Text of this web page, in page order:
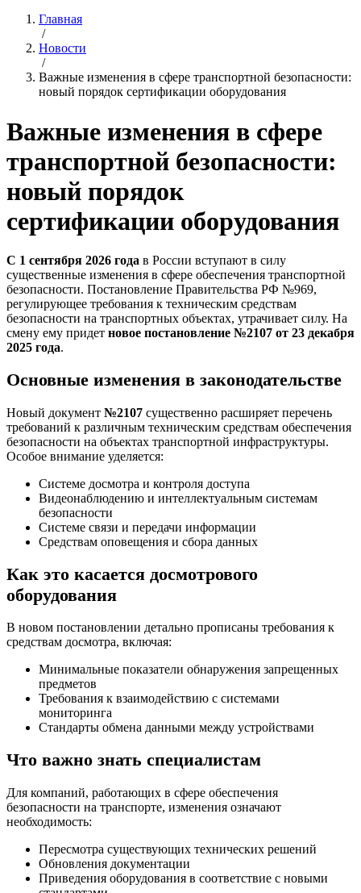
Главная
/
Новости
/
Важные изменения в сфере транспортной безопасности:
новый порядок сертификации оборудования
Важные изменения в сфере
транспортной безопасности:
новый порядок
сертификации оборудования
С 1 сентября 2026 года в России вступают в силу
существенные изменения в сфере обеспечения транспортной
безопасности. Постановление Правительства РФ №969,
регулирующее требования к техническим средствам
безопасности на транспортных объектах, утрачивает силу. На
смену ему придет новое постановление №2107 от 23 декабря
2025 года.
Основные изменения в законодательстве
Новый документ №2107 существенно расширяет перечень
требований к различным техническим средствам обеспечения
безопасности на объектах транспортной инфраструктуры.
Особое внимание уделяется:
Системе досмотра и контроля доступа
Видеонаблюдению и интеллектуальным системам
безопасности
Системе связи и передачи информации
Средствам оповещения и сбора данных
Как это касается досмотрового
оборудования
В новом постановлении детально прописаны требования к
средствам досмотра, включая:
Минимальные показатели обнаружения запрещенных
предметов
Требования к взаимодействию с системами
мониторинга
Стандарты обмена данными между устройствами
Что важно знать специалистам
Для компаний, работающих в сфере обеспечения
безопасности на транспорте, изменения означают
необходимость:
Пересмотра существующих технических решений
Обновления документации
Приведения оборудования в соответствие с новыми